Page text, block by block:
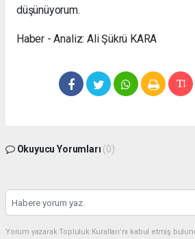
düşünüyorum.
Haber - Analiz: Ali Şükrü KARA
Okuyucu Yorumları (0)
Yorum yazarak Topluluk Kuralları’nı kabul etmiş